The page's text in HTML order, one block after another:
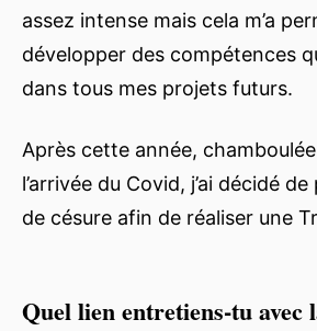
assez intense mais cela m’a
développer des compétences
dans tous mes projets futurs.
Après cette année,
l’arrivée du Covid, j’ai décidé
de césure afin de réaliser une
Quel lien entretiens-tu avec